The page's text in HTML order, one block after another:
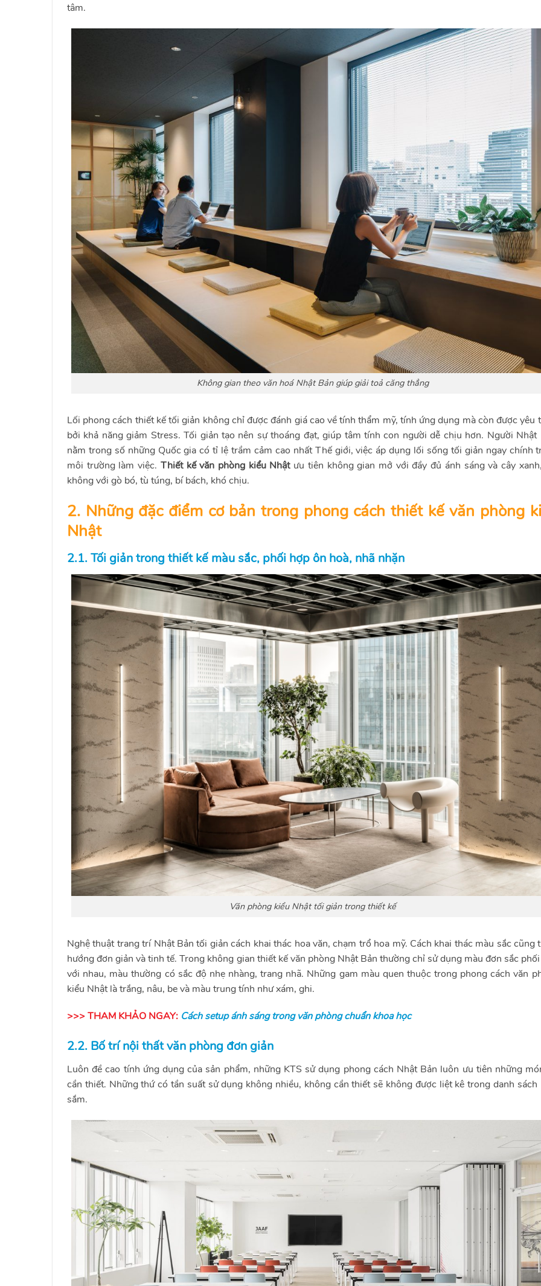
tâm.
Không gian theo văn hoá Nhật Bản giúp giải toả căng thẳng
Lối phong cách thiết kế tối giản không chỉ được đánh giá cao về tính thẩm mỹ, tính ứng dụng mà còn được yêu
bởi khả năng giảm Stress. Tối giản tạo nên sự thoáng đạt, giúp tâm tính con người dễ chịu hơn. Người Nhật
nằm trong số những Quốc gia có tỉ lệ trầm cảm cao nhất Thế giới, việc áp dụng lối sống tối giản ngay chính
môi trường làm việc. Thiết kế văn phòng kiểu Nhậtưu tiên không gian mở với đầy đủ ánh sáng và cây
không với gò bó, tù túng, bí bách, khó chịu.
2. Những đặc điểm cơ bản trong phong cách thiết kế văn phòng
Nhật
2.1. Tối giản trong thiết kế màu sắc, phối hợp ôn hoà, nhã nhặn
Văn phòng kiểu Nhật tối giản trong thiết kế
Nghệ thuật trang trí Nhật Bản tối giản cách khai thác hoa văn, chạm trổ hoa mỹ. Cách khai thác màu sắc cũng
hướng đơn giản và tinh tế. Trong không gian thiết kế văn phòng Nhật Bản thường chỉ sử dụng màu đơn sắc
với nhau, màu thường có sắc độ nhẹ nhàng, trang nhã. Những gam màu quen thuộc trong phong cách văn
kiểu Nhật là trắng, nâu, be và màu trung tính như xám, ghi.
>>> THAM KHẢO NGAY: Cách setup ánh sáng trong văn phòng chuẩn khoa học
2.2. Bố trí nội thất văn phòng đơn giản
Luôn đề cao tính ứng dụng của sản phẩm, những KTS sử dụng phong cách Nhật Bản luôn ưu tiên những
cần thiết. Những thứ có tần suất sử dụng không nhiều, không cần thiết sẽ không được liệt kê trong danh sách
sắm.